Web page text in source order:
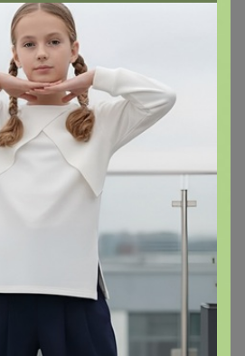
на коже. Он имеет
на которой с меньшей
следы износа.
ношении.
и вырезов для ног, а также
вероятность появления